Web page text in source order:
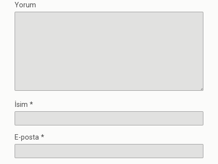
Yorum
İsim *
E-posta *